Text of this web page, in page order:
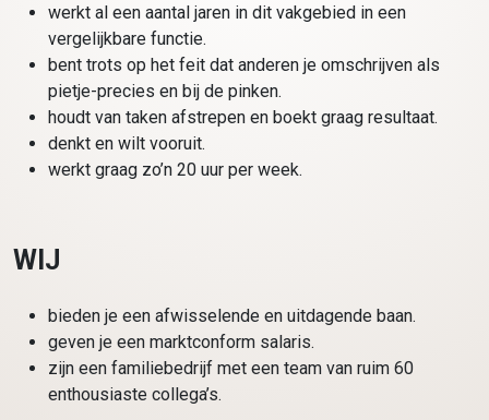
werkt al een aantal jaren in dit vakgebied in een
vergelijkbare functie.
bent trots op het feit dat anderen je omschrijven als
pietje-precies en bij de pinken.
houdt van taken afstrepen en boekt graag resultaat.
denkt en wilt vooruit.
werkt graag zo’n 20 uur per week.
WIJ
bieden je een afwisselende en uitdagende baan.
geven je een marktconform salaris.
zijn een familiebedrijf met een team van ruim 60
enthousiaste collega’s.